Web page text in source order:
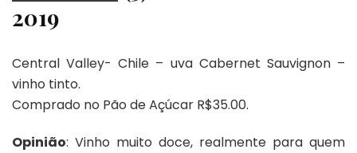
2019
Central Valley- Chile – uva Cabernet Sauvignon –
vinho tinto.
Comprado no Pão de Açúcar R$35.00.
Opinião: Vinho muito doce, realmente para quem